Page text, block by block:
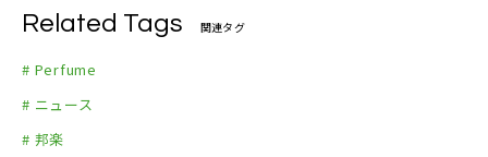
Related Tags 関連タグ
# Perfume
# ニュース
# 邦楽